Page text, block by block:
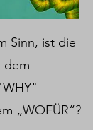
Sinn, ist die
dem
„WOFÜR“?